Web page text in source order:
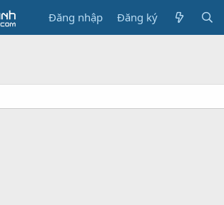
Đăng nhập Đăng ký